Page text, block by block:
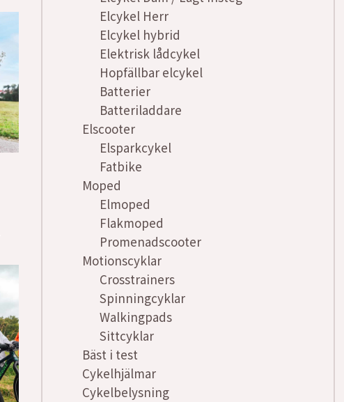
Elcykel Herr
Elcykel hybrid
Elektrisk lådcykel
Hopfällbar elcykel
Batterier
Batteriladdare
Elscooter
Elsparkcykel
Fatbike
Moped
Elmoped
Flakmoped
Promenadscooter
Motionscyklar
Crosstrainers
Spinningcyklar
Walkingpads
Sittcyklar
Bäst i test
Cykelhjälmar
Cykelbelysning